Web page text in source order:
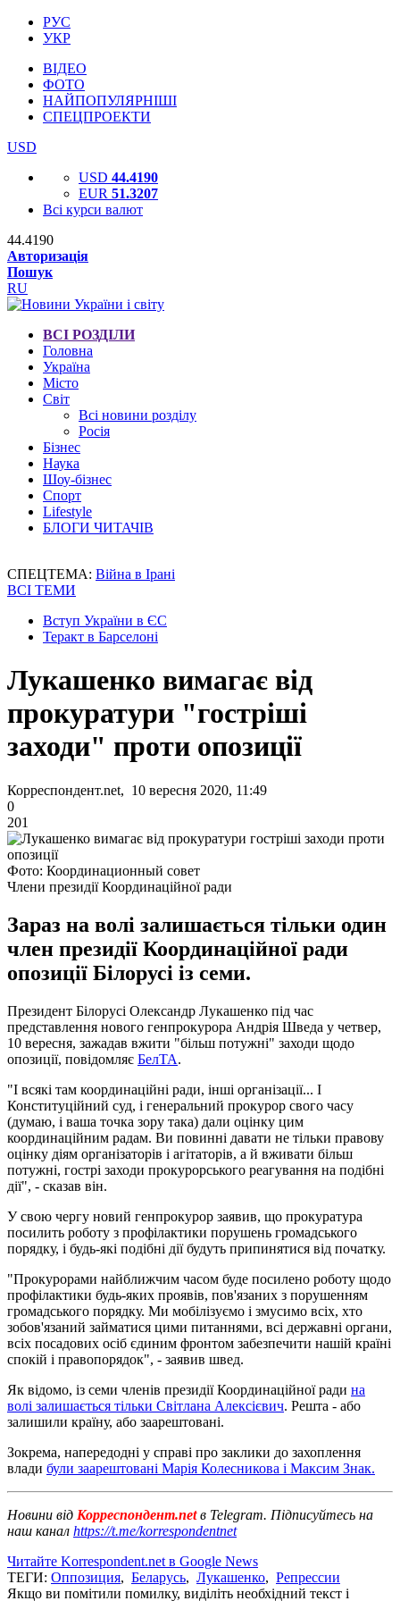
РУС
УКР
ВІДЕО
ФОТО
НАЙПОПУЛЯРНІШІ
СПЕЦПРОЕКТИ
USD
USD 44.4190
EUR 51.3207
Всі курси валют
44.4190
Авторизація
Пошук
RU
ВСІ РОЗДІЛИ
Головна
Україна
Місто
Світ
Всі новини розділу
Росія
Бізнес
Наука
Шоу-бізнес
Спорт
Lifestyle
БЛОГИ ЧИТАЧІВ
СПЕЦТЕМА: Війна в Ірані
ВСІ ТЕМИ
Вступ України в ЄС
Теракт в Барселоні
Лукашенко вимагає від
прокуратури "гостріші
заходи" проти опозиції
Корреспондент.net, 10 вересня 2020, 11:49
0
201
Фото: Координационный совет
Члени президії Координаційної ради
Зараз на волі залишається тільки один
член президії Координаційної ради
опозиції Білорусі із семи.
Президент Білорусі Олександр Лукашенко під час
представлення нового генпрокурора Андрія Шведа у четвер,
10 вересня, зажадав вжити "більш потужні" заходи щодо
опозиції, повідомляє БелТА.
"І всякі там координаційні ради, інші організації... І
Конституційний суд, і генеральний прокурор свого часу
(думаю, і ваша точка зору така) дали оцінку цим
координаційним радам. Ви повинні давати не тільки правову
оцінку діям організаторів і агітаторів, а й вживати більш
потужні, гострі заходи прокурорського реагування на подібні
дії", - сказав він.
У свою чергу новий генпрокурор заявив, що прокуратура
посилить роботу з профілактики порушень громадського
порядку, і будь-які подібні дії будуть припинятися від початку.
"Прокурорами найближчим часом буде посилено роботу щодо
профілактики будь-яких проявів, пов'язаних з порушенням
громадського порядку. Ми мобілізуємо і змусимо всіх, хто
зобов'язаний займатися цими питаннями, всі державні органи,
всіх посадових осіб єдиним фронтом забезпечити нашій країні
спокій і правопорядок", - заявив швед.
Як відомо, із семи членів президії Координаційної ради на
волі залишається тільки Світлана Алексієвич. Решта - або
залишили країну, або заарештовані.
Зокрема, напередодні у справі про заклики до захоплення
влади були заарештовані Марія Колесникова і Максим Знак.
Новини від Корреспондент.netв Telegram. Підписуйтесь на
наш канал https://t.me/korrespondentnet
Читайте Korrespondent.net в Google News
ТЕГИ: Оппозиция, Беларусь, Лукашенко, Репрессии
Якщо ви помітили помилку, виділіть необхідний текст і